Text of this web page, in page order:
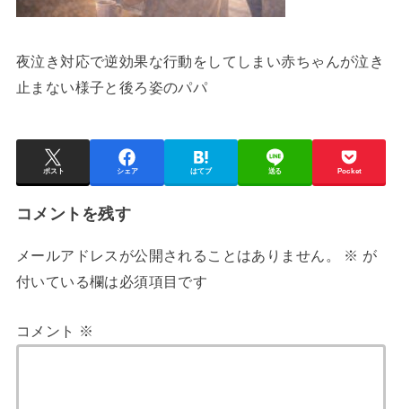
夜泣き対応で逆効果な行動をしてしまい赤ちゃんが泣き
止まない様子と後ろ姿のパパ
ポスト シェア はてブ 送る Pocket
コメントを残す
メールアドレスが公開されることはありません。 ※ が
付いている欄は必須項目です
コメント ※